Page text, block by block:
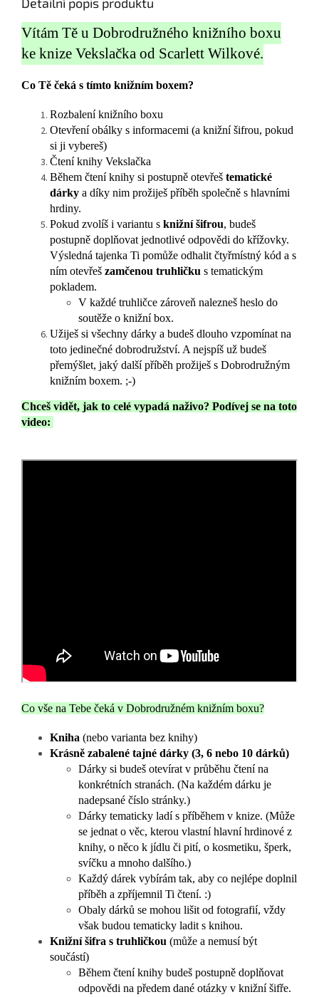
Vítám Tě u Dobrodružného knižního boxu
ke knize Vekslačka od Scarlett Wilkové.
Co Tě čeká s tímto knižním boxem?
Rozbalení knižního boxu
Otevření obálky s informacemi (a knižní šifrou, pokud
si ji vybereš)
Čtení knihy Vekslačka
Během čtení knihy si postupně otevřeš tematické
dárky a díky nim prožiješ příběh společně s hlavními
hrdiny.
Pokud zvolíš i variantu s knižní šifrou, budeš
postupně doplňovat jednotlivé odpovědi do křížovky.
Výsledná tajenka Ti pomůže odhalit čtyřmístný kód a s
ním otevřeš zamčenou truhličku s tematickým
pokladem.
V každé truhličce zároveň nalezneš heslo do
soutěže o knižní box.
Užiješ si všechny dárky a budeš dlouho vzpomínat na
toto jedinečné dobrodružství. A nejspíš už budeš
přemýšlet, jaký další příběh prožiješ s Dobrodružným
knižním boxem. ;-)
Chceš vidět, jak to celé vypadá naživo? Podívej se na toto
video:
Co vše na Tebe čeká v Dobrodružném knižním boxu?
Kniha (nebo varianta bez knihy)
Krásně zabalené tajné dárky (3, 6 nebo 10 dárků)
Dárky si budeš otevírat v průběhu čtení na
konkrétních stranách. (Na každém dárku je
nadepsané číslo stránky.)
Dárky tematicky ladí s příběhem v knize. (Může
se jednat o věc, kterou vlastní hlavní hrdinové z
knihy, o něco k jídlu či pití, o kosmetiku, šperk,
svíčku a mnoho dalšího.)
Každý dárek vybírám tak, aby co nejlépe doplnil
příběh a zpříjemnil Ti čtení. :)
Obaly dárků se mohou lišit od fotografií, vždy
však budou tematicky ladit s knihou.
Knižní šifra s truhličkou (může a nemusí být
součástí)
Během čtení knihy budeš postupně doplňovat
odpovědi na předem dané otázky v knižní šifře.